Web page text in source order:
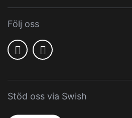
Följ oss
Stöd oss via Swish